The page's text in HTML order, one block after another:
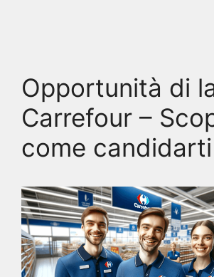
Opportunità di
Carrefour –
come candidarti